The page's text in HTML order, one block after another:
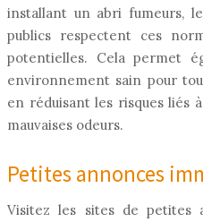
installant un abri fumeurs,
publics respectent ces
potentielles. Cela permet
environnement sain pour
en réduisant les risques liés
mauvaises odeurs.
Petites annonces
Visitez les sites de petites